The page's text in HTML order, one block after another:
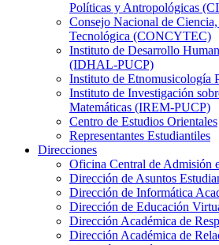
Políticas y Antropológicas
Consejo Nacional de
Tecnológica (CONCYTEC)
Instituto de Desarrollo
(IDHAL-PUCP)
Instituto de Etnomusicología
Instituto de Investigación
Matemáticas (IREM-PUCP)
Centro de Estudios Orientales
Representantes Estudiantiles
Direcciones
Oficina Central de Admisión
Dirección de Asuntos
Dirección de Informática
Dirección de Educación
Dirección Académica de
Dirección Académica de